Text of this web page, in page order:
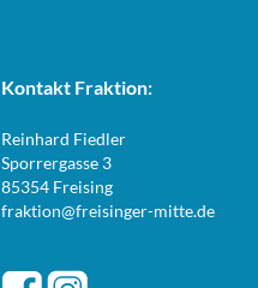
Kontakt Fraktion:
Reinhard Fiedler
Sporrergasse 3
85354 Freising
fraktion@freisinger-mitte.de